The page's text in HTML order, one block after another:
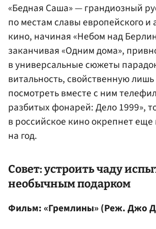
«Бедная Саша» — грандиозный
по местам славы европейского и
кино, начиная «Небом над
заканчивая «Одним дома»,
в универсальные сюжеты
витальность, свойственную
посмотреть вместе с ним
разбитых фонарей: Дело 1999»,
в российское кино окрепнет
на год.
Совет: устроить чаду
необычным подарком
Фильм: «Гремлины» (Реж. Джо